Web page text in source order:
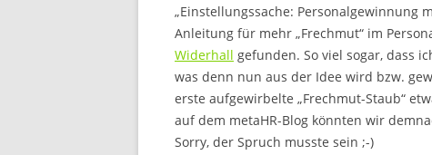
„Einstellungssache: Personalgewinnung
Anleitung für mehr „Frechmut“ im
Widerhall gefunden. So viel sogar, dass
was denn nun aus der Idee wird bzw.
erste aufgewirbelte „Frechmut-Staub“
auf dem metaHR-Blog könnten wir
Sorry, der Spruch musste sein ;-)